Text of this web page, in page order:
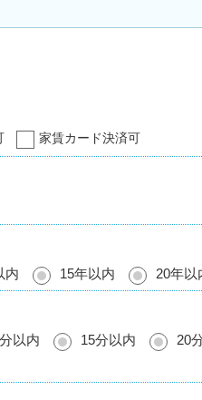
家賃カード決済可
内 15年以内 20年以
以内 15分以内 20